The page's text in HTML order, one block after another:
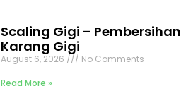
Scaling Gigi – Pembersihan
Karang Gigi
August 6, 2026
No Comments
Read More »